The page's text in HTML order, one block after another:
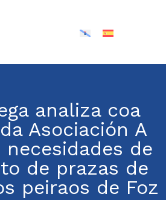
analiza coa
Asociación A
necesidades de
de prazas de
peiraos de Foz